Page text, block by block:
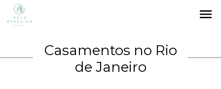
menu
Casamentos no Rio
de Janeiro